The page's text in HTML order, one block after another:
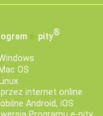
e‑pity®
OS
internet online
Android, iOS